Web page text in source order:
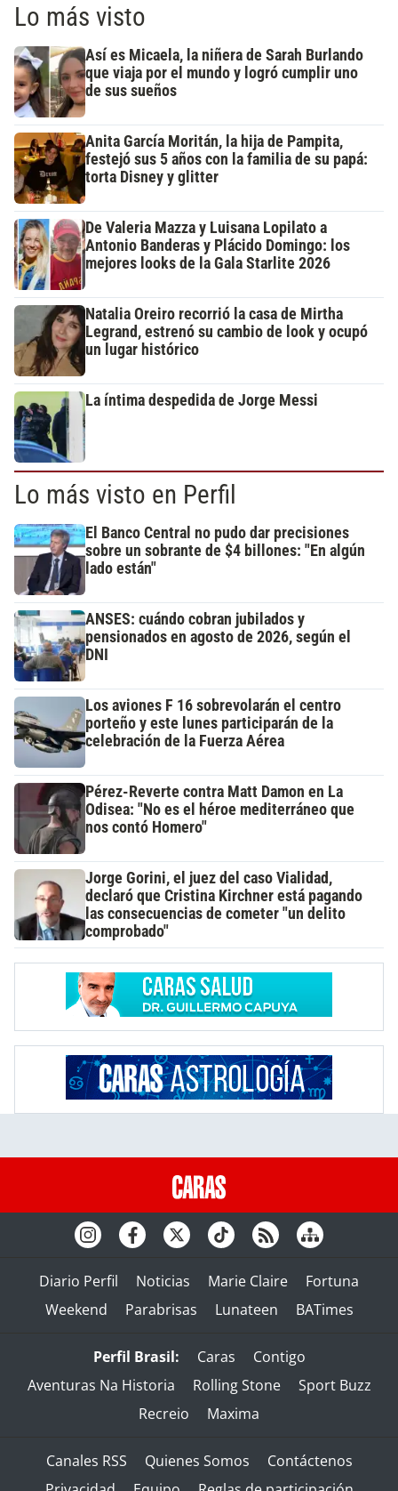
Lo más visto
Así es Micaela, la niñera de Sarah Burlando
que viaja por el mundo y logró cumplir uno
de sus sueños
Anita García Moritán, la hija de Pampita,
festejó sus 5 años con la familia de su papá:
torta Disney y glitter
De Valeria Mazza y Luisana Lopilato a
Antonio Banderas y Plácido Domingo: los
mejores looks de la Gala Starlite 2026
Natalia Oreiro recorrió la casa de Mirtha
Legrand, estrenó su cambio de look y ocupó
un lugar histórico
La íntima despedida de Jorge Messi
Lo más visto en Perfil
El Banco Central no pudo dar precisiones
sobre un sobrante de $4 billones: "En algún
lado están"
ANSES: cuándo cobran jubilados y
pensionados en agosto de 2026, según el
DNI
Los aviones F 16 sobrevolarán el centro
porteño y este lunes participarán de la
celebración de la Fuerza Aérea
Pérez-Reverte contra Matt Damon en La
Odisea: "No es el héroe mediterráneo que
nos contó Homero"
Jorge Gorini, el juez del caso Vialidad,
declaró que Cristina Kirchner está pagando
las consecuencias de cometer "un delito
comprobado"
Diario Perfil Noticias Marie Claire
Fortuna
Weekend
Parabrisas Lunateen BATimes
Perfil Brasil: Caras
Contigo
Aventuras Na Historia
Rolling Stone
Sport Buzz
Recreio
Maxima
Canales RSS Quienes Somos
Contáctenos